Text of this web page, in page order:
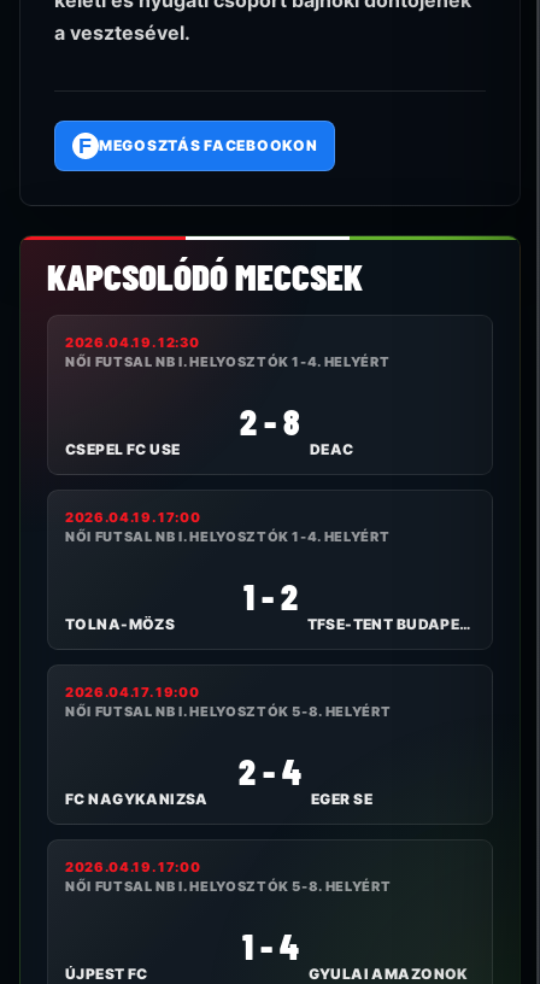
a vesztesével.
F MEGOSZTÁS FACEBOOKON
KAPCSOLÓDÓ MECCSEK
2026.04.19. 12:30
NŐI FUTSAL NB I. HELYOSZTÓK 1-4. HELYÉRT
CSEPEL FC USE
2 - 8
DEAC
2026.04.19. 17:00
NŐI FUTSAL NB I. HELYOSZTÓK 1-4. HELYÉRT
TOLNA-MÖZS
1 - 2
TFSE-TENT BUDAPEST
2026.04.17. 19:00
NŐI FUTSAL NB I. HELYOSZTÓK 5-8. HELYÉRT
FC NAGYKANIZSA
2 - 4
EGER SE
2026.04.19. 17:00
NŐI FUTSAL NB I. HELYOSZTÓK 5-8. HELYÉRT
ÚJPEST FC
1 - 4
GYULAI AMAZONOK